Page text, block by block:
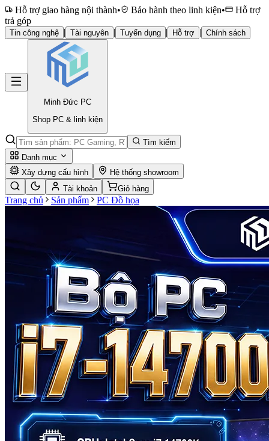
Hỗ trợ giao hàng nội thành• Bảo hành theo linh kiện•
Hỗ trợ
trả góp
Tin công nghệ | Tài nguyên | Tuyển dụng | Hỗ trợ | Chính sách
Minh Đức PC
Shop PC & linh kiện
Tìm kiếm
Danh mục
Xây dựng cấu hình
Hệ thống showroom
Tài khoản
Giỏ hàng
Trang chủ Sản phẩm PC Đồ họa